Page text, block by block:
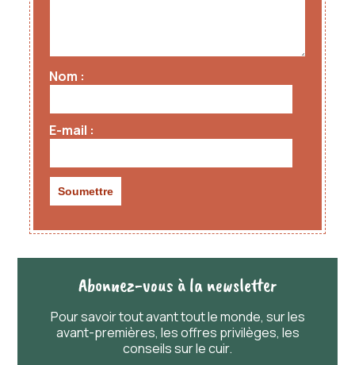
Nom
E-mail
Abonnez-vous à la newsletter
Pour savoirtoutavanttoutle monde, sur les
avant-premières, les offres privilèges, les
conseils sur le cuir.